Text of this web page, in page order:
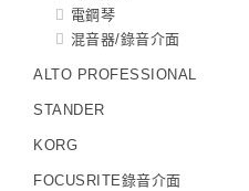
電鋼琴
混音器/錄音介面
ALTO PROFESSIONAL
STANDER
KORG
FOCUSRITE錄音介面